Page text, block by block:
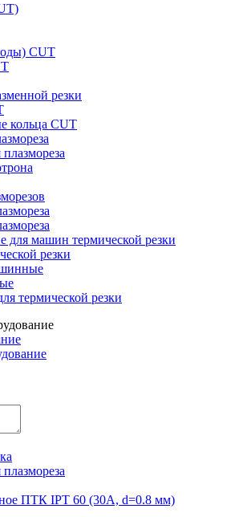
CUT
резки
кольца CUT
для машин термической резки
резки
термической резки
ПТК IPT 60 (30A, d=0.8 мм)